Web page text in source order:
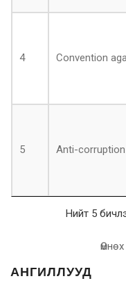
4 Convention
5 Anti-
Нийт 5
Өмнөх
АНГИЛЛУУД